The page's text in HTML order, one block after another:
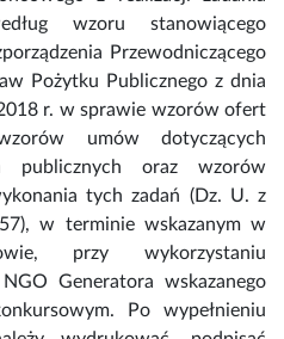
wzoru stanowiącego
Przewodniczącego
Pożytku Publicznego z dnia
r. w sprawie wzorów ofert
umów dotyczących
publicznych oraz wzorów
tych zadań (Dz. U. z
w terminie wskazanym w
przy wykorzystaniu
Generatora wskazanego
Po wypełnieniu